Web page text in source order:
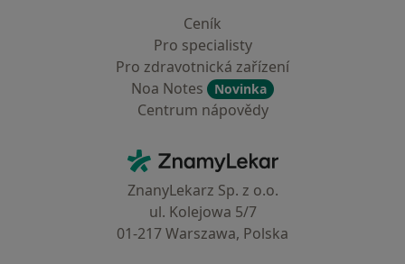
Ceník
Pro specialisty
Pro zdravotnická zařízení
Noa Notes
Novinka
Centrum nápovědy
ZnamyLekar - Hlavní stránka
ZnanyLekarz Sp. z o.o.
ul. Kolejowa 5/7
01-217 Warszawa, Polska